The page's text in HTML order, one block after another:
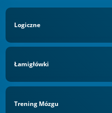
Logiczne
Łamigłówki
Trening Mózgu